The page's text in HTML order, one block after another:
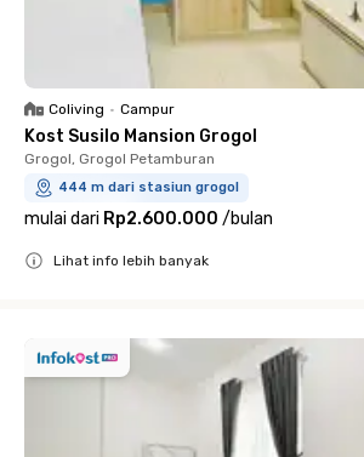
Coliving • Campur
Kost Susilo Mansion Grogol
Grogol, Grogol Petamburan
444 m dari stasiun grogol
mulai dari Rp2.600.000 /bulan
Lihat info lebih banyak